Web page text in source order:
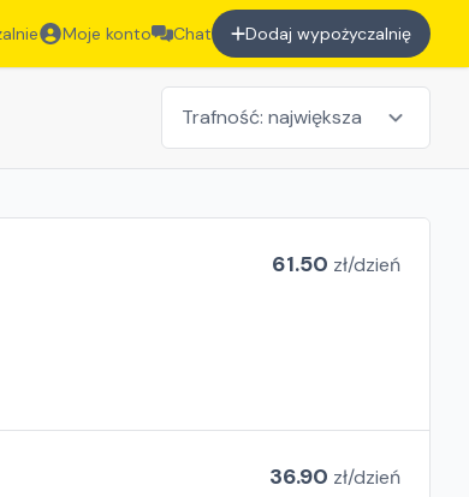
Moje konto Chat Dodaj wypożyczalnię
61.50 zł/dzień
36.90 zł/dzień